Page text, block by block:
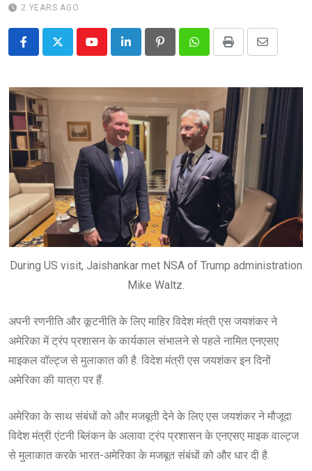
2 YEARS AGO
YoutubeLinkedIn PinterestWhatsappPrint
Share
Email
During US visit, Jaishankar met NSA of Trump administration
Mike Waltz.
अपनी रणनीति और कूटनीति के लिए माहिर विदेश मंत्री एस जयशंकर ने
अमेरिका में ट्रंप प्रशासन के कार्यकाल संभालने से पहले नामित एनएसए
माइकल वॉल्ट्ज से मुलाकात की है. विदेश मंत्री एस जयशंकर इन दिनों
अमेरिका की यात्रा पर हैं.
अमेरिका के साथ संबंधों को और मजबूती देने के लिए एस जयशंकर ने मौजूदा
विदेश मंत्री एंटनी ब्लिंकन के अलावा ट्रंप प्रशासन के एनएसए माइक वाल्ट्ज
से मुलाकात करके भारत-अमेरिका के मजबूत संबंधों को और धार दी है.